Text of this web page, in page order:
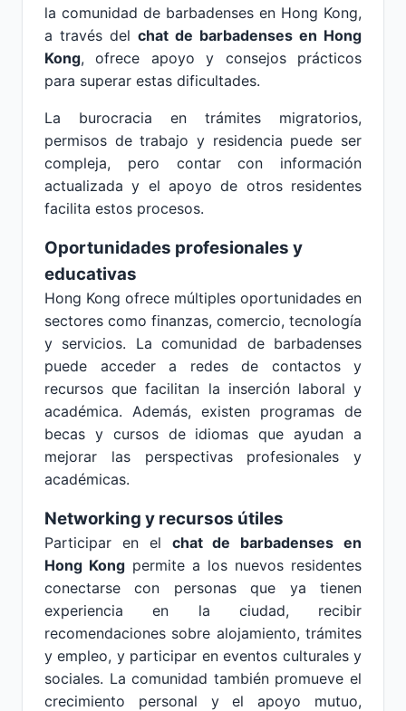
la comunidad de barbadenses en Hong Kong,
a través del chat de barbadenses en Hong
Kong, ofrece apoyo y consejos prácticos
para superar estas dificultades.
La burocracia en trámites migratorios,
permisos de trabajo y residencia puede ser
compleja, pero contar con información
actualizada y el apoyo de otros residentes
facilita estos procesos.
Oportunidades profesionales y
educativas
Hong Kong ofrece múltiples oportunidades en
sectores como finanzas, comercio, tecnología
y servicios. La comunidad de barbadenses
puede acceder a redes de contactos y
recursos que facilitan la inserción laboral y
académica. Además, existen programas de
becas y cursos de idiomas que ayudan a
mejorar las perspectivas profesionales y
académicas.
Networking y recursos útiles
Participar en el chat de barbadenses en
Hong Kong permite a los nuevos residentes
conectarse con personas que ya tienen
experiencia en la ciudad, recibir
recomendaciones sobre alojamiento, trámites
y empleo, y participar en eventos culturales y
sociales. La comunidad también promueve el
crecimiento personal y el apoyo mutuo,